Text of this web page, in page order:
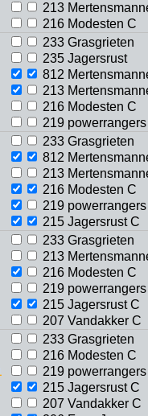
213
216 Modesten C
233 Grasgrieten
235 Jagersrust
812
213
216 Modesten C
219
233 Grasgrieten
812
213
216 Modesten C
219
215 Jagersrust C
233 Grasgrieten
213
216 Modesten C
219
215 Jagersrust C
207 Vandakker C
233 Grasgrieten
216 Modesten C
219
215 Jagersrust C
207 Vandakker C